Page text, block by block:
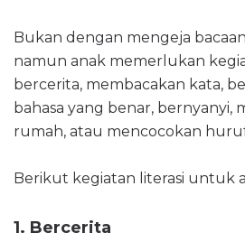
Bukan dengan mengeja
namun anak memerlukan
bercerita, membacakan kata,
bahasa yang benar, bernyanyi,
rumah, atau mencocokan
Berikut kegiatan literasi untuk
1. Bercerita